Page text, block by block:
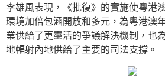
李雄風表現，《批復》的實施使粵港
環境加倍包涵開放和多元，為粵港澳
業供給了更靈活的爭議解決機制，也
地輻射內地供給了主要的司法支撐。